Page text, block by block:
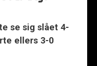
se sig slået 4-
ellers 3-0